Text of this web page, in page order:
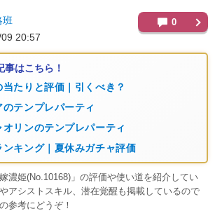
班
20:57
0
はこちら！
たりと評価｜引くべき？
テンプレパーティ
オリンのテンプレパーティ
ンキング｜夏休みガチャ評価
濃姫(No.10168)」の評価や使い道を紹介してい
アシストスキル、潜在覚醒も掲載しているので
参考にどうぞ！